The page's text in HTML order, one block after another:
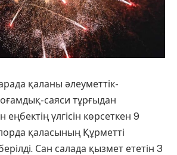
қаланы әлеуметтік-
саяси тұрғыдан
еңбектің үлгісін көрсеткен 9
қаласының Құрметті
Сан салада қызмет ететін 3